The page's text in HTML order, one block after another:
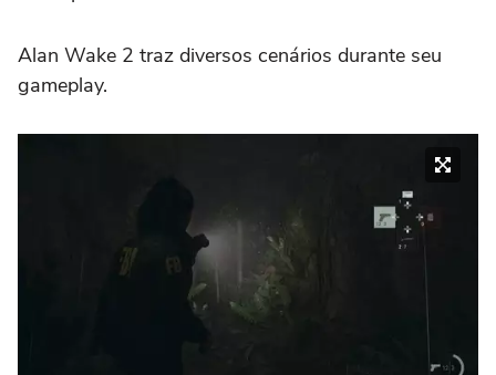
Alan Wake 2 traz diversos cenários durante seu
gameplay.